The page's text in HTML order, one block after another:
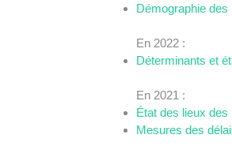
Démographie
En 2022 :
Déterminants et
En 2021 :
État des lieux
Mesures des